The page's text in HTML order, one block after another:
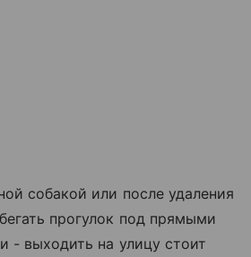
собакой или после удаления
прогулок под прямыми
- выходить на улицу стоит